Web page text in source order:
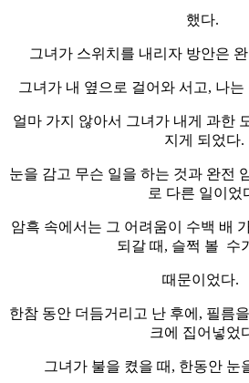
했다.
그녀가 스위치를 내리자 방안은
그녀가 내 옆으로 걸어와 서고, 나
얼마 가지 않아서 그녀가 내게 과한
지게 되었다.
눈을 감고 무슨 일을 하는 것과 완전
로 다른 일이었
암흑 속에서는 그 어려움이 수백 배
되갈 때, 슬쩍 볼 수
때문이었다.
한참 동안 더듬거리고 난 후에, 필름
크에 집어넣었
그녀가 불을 켰을 때, 한동안 눈